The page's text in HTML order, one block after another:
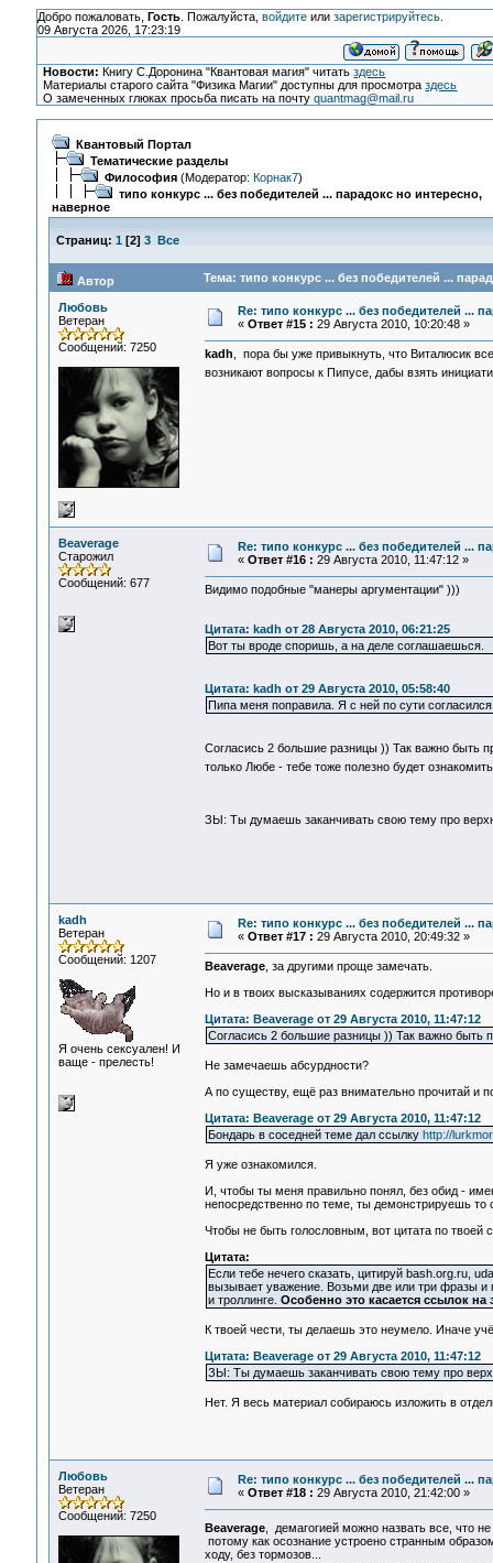
Добро пожаловать, Гость. Пожалуйста, войдитеили зарегистрируйтесь.
09 Августа 2026, 17:23:19
Новости: Книгу С.Доронина "Квантовая магия" читатьздесь
Материалы старого сайта "Физика Магии" доступны для просмотраздесь
О замеченных глюках просьба писать на почтуquantmag@mail.ru
Квантовый Портал
Тематические разделы
Философия(Модератор: Корнак7)
типо конкурс ... без победителей ... парадокс но интересно,
наверное
Страниц: 1 [2] 3 Все
Автор Тема: типо конкурс ... без победителей ...
Любовь
Ветеран
Сообщений: 7250
Re: типо конкурс ... без победителей ...
« Ответ #15 : 29 Августа 2010, 10:20:48 »
kadh , пора бы уже привыкнуть, что Виталюсик
возникают вопросы к Пипусе, дабы взять
Beaverage
Старожил
Сообщений: 677
Re: типо конкурс ... без победителей ...
« Ответ #16 : 29 Августа 2010, 11:47:12 »
Видимо подобные "манеры аргументации" )))
Цитата: kadh от 28 Августа 2010, 06:21:25
Вот ты вроде споришь, а на деле соглашаешься.
Цитата: kadh от 29 Августа 2010, 05:58:40
Пипа меня поправила. Я с ней по сути
Согласись 2 большие разницы )) Так важно быть
только Любе - тебе тоже полезно будет
ЗЫ: Ты думаешь заканчивать свою тему про
kadh
Ветеран
Сообщений: 1207
Я очень сексуален! И
ваще - прелесть!
Re: типо конкурс ... без победителей ...
« Ответ #17 : 29 Августа 2010, 20:49:32 »
Beaverage, за другими проще замечать.
Но и в твоих высказываниях содержится
Цитата: Beaverage от 29 Августа 2010, 11:47:12
Согласись 2 большие разницы )) Так важно быть
Не замечаешь абсурдности?
А по существу, ещё раз внимательно прочитай и
Цитата: Beaverage от 29 Августа 2010, 11:47:12
Бондарь в соседней теме дал ссылку http://
Я уже ознакомился.
И, чтобы ты меня правильно понял, без обид -
непосредственно по теме, ты демонстрируешь
Чтобы не быть голословным, вот цитата по твоей
Цитата:
Если тебе нечего сказать, цитируй bash.org.ru,
вызывает уважение. Возьми две или три фразы и
и троллинге. Особенно это касается ссылок на
К твоей чести, ты делаешь это неумело. Иначе
Цитата: Beaverage от 29 Августа 2010, 11:47:12
ЗЫ: Ты думаешь заканчивать свою тему про
Нет. Я весь материал собираюсь изложить в
Любовь
Ветеран
Сообщений: 7250
Re: типо конкурс ... без победителей ...
« Ответ #18 : 29 Августа 2010, 21:42:00 »
Beaverage, демагогией можно назвать все, что
потому как осознание устроено странным
ходу, без тормозов...